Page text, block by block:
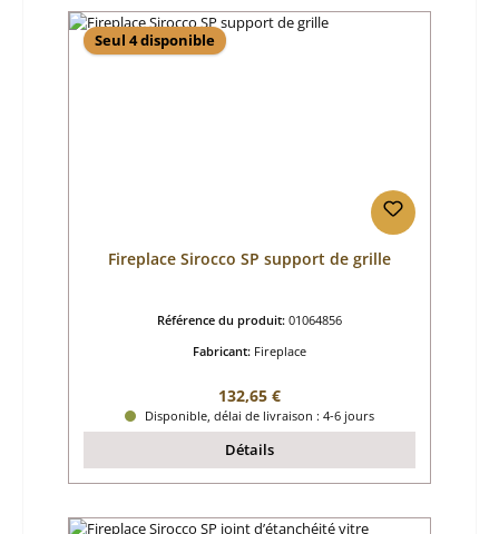
Seul 4 disponible
Fireplace Sirocco SP support de grille
Référence du produit: 01064856
Fabricant: Fireplace
Prix régulier :
132,65 €
Disponible, délai de livraison : 4-6 jours
Détails